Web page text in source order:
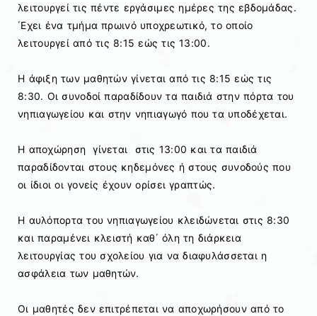
λειτουργεί τις πέντε εργάσιμες ημέρες της εβδομάδας.
΄Εχει ένα τμήμα πρωινό υποχρεωτικό, το οποίο
λειτουργεί από τις 8:15 εώς τις 13:00.
H άφιξη των μαθητών γίνεται από τις 8:15 εώς τις
8:30. Oι συνοδοί παραδίδουν τα παιδιά στην πόρτα του
νηπιαγωγείου και στην νηπιαγωγό που τα υποδέχεται.
Η αποχώρηση γίνεται στις 13:00 και τα παιδιά
παραδίδονται στους κηδεμόνες ή στους συνοδούς που
οι ίδιοι οι γονείς έχουν ορίσει γραπτώς.
Η αυλόπορτα του νηπιαγωγείου κλειδώνεται στις 8:30
και παραμένει κλειστή καθ΄ όλη τη διάρκεια
λειτουργίας του σχολείου για να διαφυλάσσεται η
ασφάλεια των μαθητών.
Οι μαθητές δεν επιτρέπεται να αποχωρήσουν από το